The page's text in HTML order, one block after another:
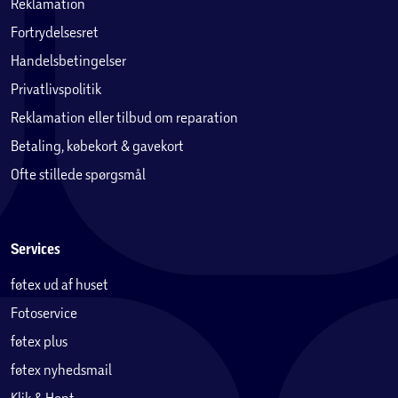
Juridiske tekst
Tilbehør sælges separat, og udbuddet kan variere.
hentes i App Store. Udbuddet kan variere.
Tredjepartssoftware sælges separat.
Skærmen har afrundede hjørner. Målt som et rektangel er
skærmen på 8,3" iPad mini 8,3" diagonalt. Det faktiske
visningsområde er mindre.
Batteritiden afhænger af brug og konfiguration. Læs
4Den faktiske kapacitet efter formatering er mindre og
påvirkes af mange forskellige faktorer. Lagerpladsen kan
variere afhængigt af softwareversion, indstillinger og
iPad-model. 1 GB = 1 milliard byte og 1 TB = 1 billion byte.
Fortrydelsesret
Handelsbetingelser
Privatlivspolitik
Reklamation eller tilbud om reparation
Betaling, købekort & gavekort
Ofte stillede spørgsmål
Services
føtex ud af huset
Fotoservice
føtex plus
føtex nyhedsmail